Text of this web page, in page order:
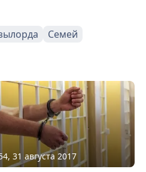
Семей
31 августа 2017